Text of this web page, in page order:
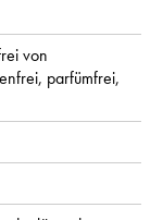
von
parfümfrei,